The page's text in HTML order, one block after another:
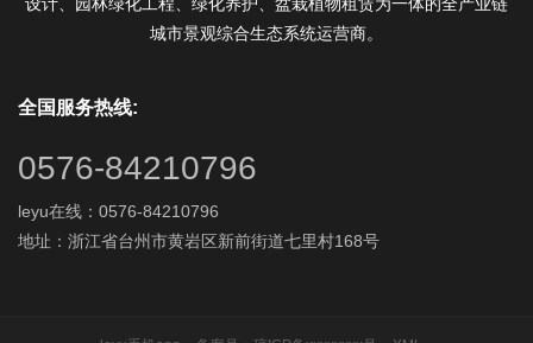
城市景观综合生态系统运营商。
全国服务热线:
0576-84210796
leyu在线：0576-84210796
地址：浙江省台州市黄岩区新前街道七里村168号